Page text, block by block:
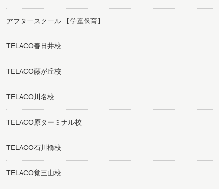
アフタースクール 【学童保育】
TELACO春日井校
TELACO藤が丘校
TELACO川名校
TELACO原ターミナル校
TELACO石川橋校
TELACO覚王山校